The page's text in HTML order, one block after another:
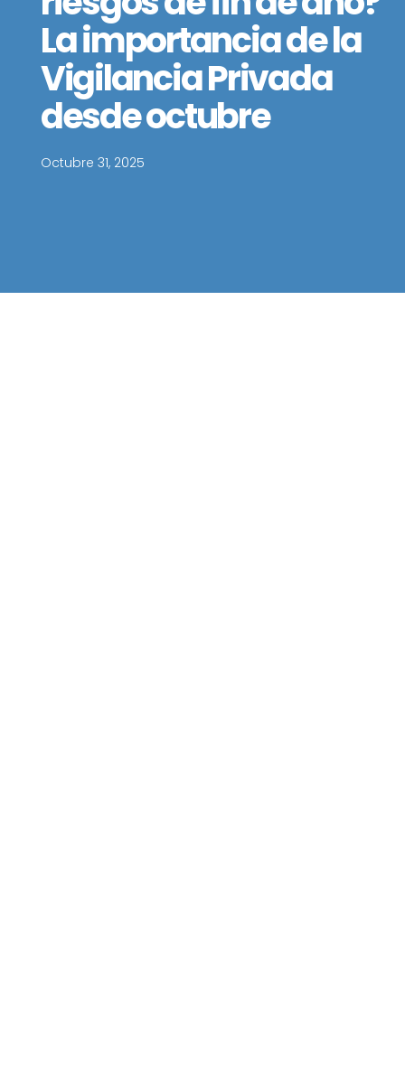
La importancia de la
Vigilancia Privada
desde octubre
Octubre 31, 2025